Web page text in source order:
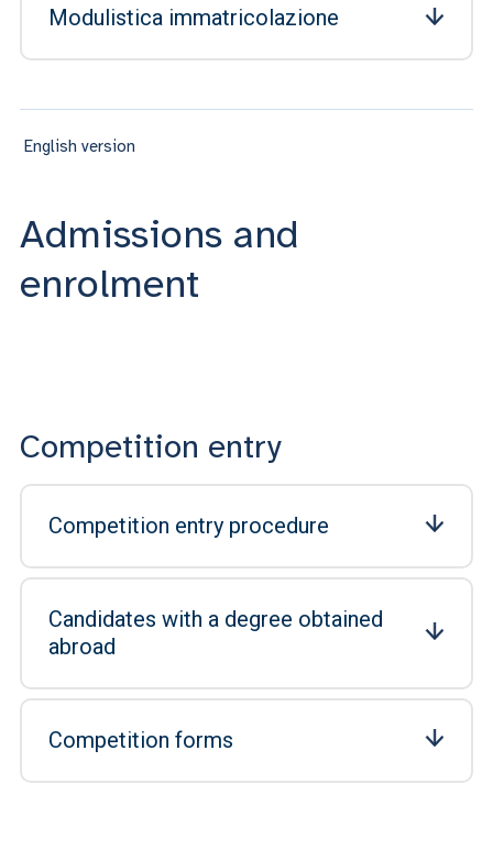
Modulistica immatricolazione
English version
Admissions and
enrolment
Competition entry
Competition entry procedure
Candidates with a degree obtained
abroad
Competition forms